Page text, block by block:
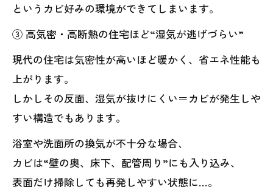
というカビ好みの環境ができてしまいます。
③ 高気密・高断熱の住宅ほど“湿気が逃げづらい”
現代の住宅は気密性が高いほど暖かく、省エネ性能も
上がります。
しかしその反面、湿気が抜けにくい＝カビが発生しや
すい構造でもあります。
浴室や洗面所の換気が不十分な場合、
カビは“壁の奥、床下、配管周り”にも入り込み、
表面だけ掃除しても再発しやすい状態に…。